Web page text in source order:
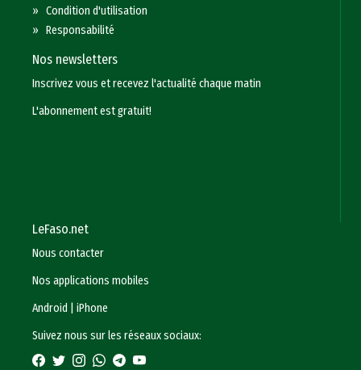
»Condition d'utilisation
»Responsabilité
Nos newsletters
Inscrivez vous et recevez l'actualité chaque matin
L'abonnement est gratuit!
LeFaso.net
Nous contacter
Nos applications mobiles
Android
|iPhone
Suivez nous sur les réseaux sociaux: